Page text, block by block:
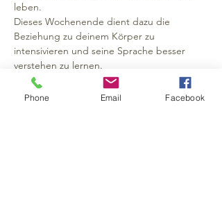
leben.
Dieses Wochenende dient dazu die
Beziehung zu deinem Körper zu
intensivieren und seine Sprache besser
verstehen zu lernen.
Ziel ist tiefes Eintauchen in Selbsterfahrung
und das Kennenlernen verschiedener
Phone Email Facebook